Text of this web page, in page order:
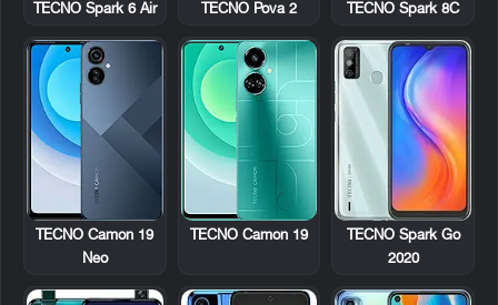
TECNO Spark 8C
TECNO Pova 2
TECNO Spark 6 Air
TECNO Spark Go
2020
TECNO Camon 19
TECNO Camon 19
Neo